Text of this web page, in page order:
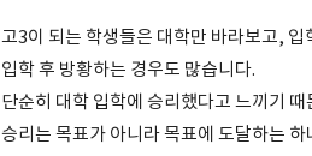
고3이 되는 학생들은 대학만 바라보고, 입
입학 후 방황하는 경우도 많습니다.
단순히 대학 입학에 승리했다고 느끼기 때
승리는 목표가 아니라 목표에 도달하는